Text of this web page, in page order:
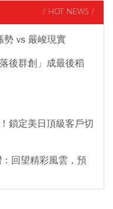
/ HOT NEWS /
勢 vs 嚴峻現實
後群創」成最後稻
鎖定美日頂級客戶切
回望精彩風雲，預